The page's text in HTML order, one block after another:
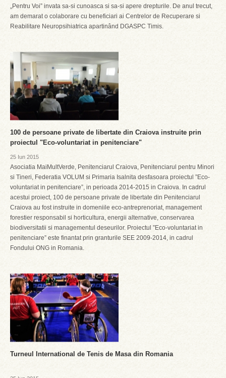
„Pentru Voi” invata sa-si cunoasca si sa-si apere drepturile. De anul trecut,
am demarat o colaborare cu beneficiari ai Centrelor de Recuperare si
Reabilitare Neuropsihiatrica apartinând DGASPC Timis.
100 de persoane private de libertate din Craiova instruite prin
proiectul "Eco-voluntariat in penitenciare"
25 Iun 2015
Asociatia MaiMultVerde, Penitenciarul Craiova, Penitenciarul pentru Minori
si Tineri, Federatia VOLUM si Primaria Isalnita desfasoara proiectul ”Eco-
voluntariat in penitenciare”, in perioada 2014-2015 in Craiova. In cadrul
acestui proiect, 100 de persoane private de libertate din Penitenciarul
Craiova au fost instruite in domeniile eco-antreprenoriat, management
forestier responsabil si horticultura, energii alternative, conservarea
biodiversitatii si managementul deseurilor. Proiectul ”Eco-voluntariat in
penitenciare” este finantat prin granturile SEE 2009-2014, in cadrul
Fondului ONG in Romania.
Turneul International de Tenis de Masa din Romania